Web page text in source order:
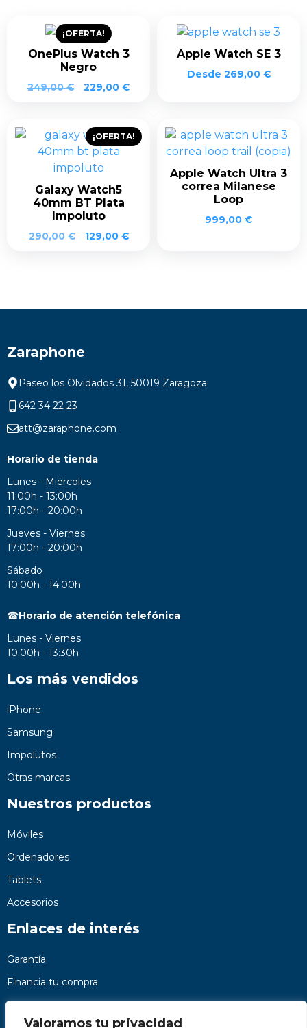
Valoramos tu privacidad
¡OFERTA!
OnePlus Watch 3
Negro
249,00€
El
era:
249,00 €.
229,00 €El
es:
229,00 €.
Apple Watch SE 3
Desde 269,00 €
¡OFERTA!
Galaxy Watch5
40mm BT Plata
Impoluto
290,00€ 129,00 €
Apple Watch Ultra 3
correa Milanese
Loop
999,00 €
Zaraphone
Paseo los Olvidados 31, 50019 Zaragoza
642 34 22 23
att@zaraphone.com
Horario de tienda
Lunes - Miércoles
11:00h - 13:00h
17:00h - 20:00h
Jueves - Viernes
17:00h - 20:00h
Sábado
10:00h - 14:00h
☎Horario de atención telefónica
Lunes - Viernes
10:00h - 13:30h
Los más vendidos
iPhone
Samsung
Impolutos
Otras marcas
Nuestros productos
Móviles
Ordenadores
Tablets
Accesorios
Enlaces de interés
Garantía
Financia tu compra
Preguntas frecuentes